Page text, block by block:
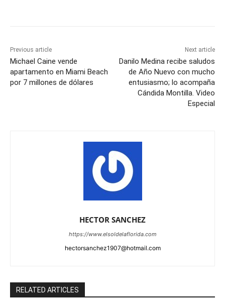
Previous article
Michael Caine vende
apartamento en Miami Beach
por 7 millones de dólares
Next article
Danilo Medina recibe saludos
de Año Nuevo con mucho
entusiasmo; lo acompaña
Cándida Montilla. Video
Especial
HECTOR SANCHEZ
https://www.elsoldelaflorida.com
hectorsanchez1907@hotmail.com
RELATED ARTICLES